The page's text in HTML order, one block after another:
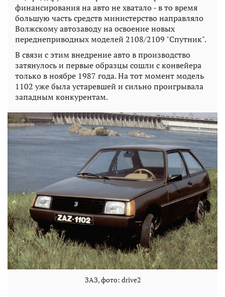
финансирования на авто не хватало - в то время
большую часть средств министерство направляло
Волжскому автозаводу на освоение новых
переднеприводных моделей 2108/2109 "Спутник".
В связи с этим внедрение авто в производство
затянулось и первые образцы сошли с конвейера
только в ноябре 1987 года. На тот момент модель
1102 уже была устаревшей и сильно проигрывала
западным конкурентам.
ЗАЗ, фото: drive2